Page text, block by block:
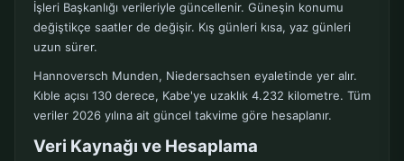
İşleri Başkanlığı verileriyle güncellenir. Güneşin konumu
değiştikçe saatler de değişir. Kış günleri kısa, yaz günleri
uzun sürer.
Hannoversch Munden, Niedersachsen eyaletinde yer alır.
Kıble açısı 130 derece, Kabe'ye uzaklık 4.232 kilometre. Tüm
veriler 2026 yılına ait güncel takvime göre hesaplanır.
Veri Kaynağı ve Hesaplama